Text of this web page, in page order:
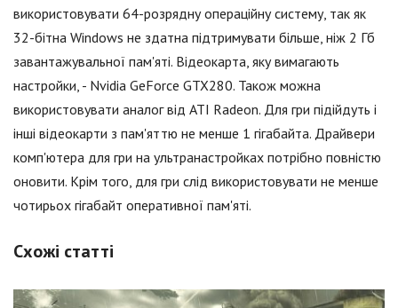
використовувати 64-розрядну операційну систему, так як
32-бітна Windows не здатна підтримувати більше, ніж 2 Гб
завантажувальної пам'яті. Відеокарта, яку вимагають
настройки, - Nvidia GeForce GTX280. Також можна
використовувати аналог від ATI Radeon. Для гри підійдуть і
інші відеокарти з пам'яттю не менше 1 гігабайта. Драйвери
комп'ютера для гри на ультранастройках потрібно повністю
оновити. Крім того, для гри слід використовувати не менше
чотирьох гігабайт оперативної пам'яті.
Схожі статті